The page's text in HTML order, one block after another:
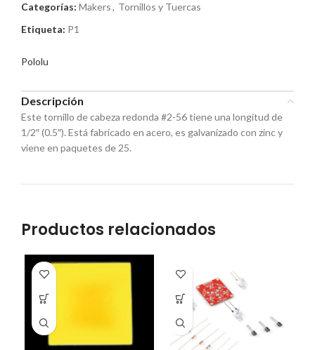
Categorías: Makers, Tornillos y Tuercas
Etiqueta: P1
Pololu
Descripción
Este tornillo de cabeza redonda #2-56 tiene una longitud de
1/2″ (0.5″). Está fabricado en acero, es galvanizado con zinc y
viene en paquetes de 25.
Productos relacionados